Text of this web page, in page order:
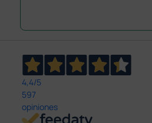
4,4/5
597
opiniones